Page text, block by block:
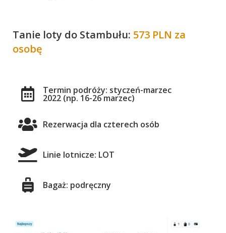
Tanie loty do Stambułu: 573 PLN za
osobę
Termin podróży: styczeń-marzec
2022 (np. 16-26 marzec)
Rezerwacja dla czterech osób
Linie lotnicze: LOT
Bagaż: podręczny